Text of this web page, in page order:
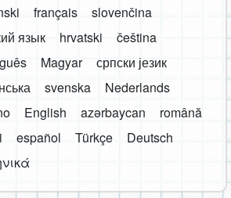
français
slovenčina
язык
hrvatski
čeština
Magyar
српски језик
svenska
Nederlands
English azərbaycan
română
español Türkçe
Deutsch